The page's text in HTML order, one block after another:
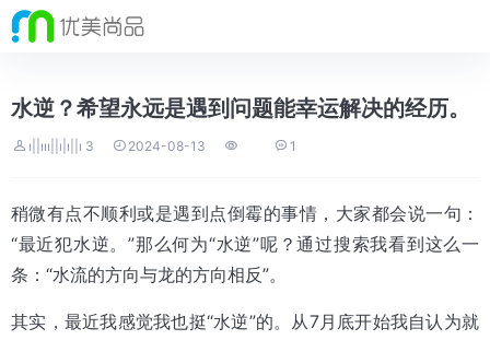
水逆？希望永远是遇到问题能幸运解决的经历。
 ı||ııı||ı|ı||ı 3  2024-08-13   1
稍微有点不顺利或是遇到点倒霉的事情，大家都会说一句：
“最近犯水逆。”那么何为“水逆”呢？通过搜索我看到这么一
条：“水流的方向与龙的方向相反”。
其实，最近我感觉我也挺“水逆”的。从7月底开始我自认为就